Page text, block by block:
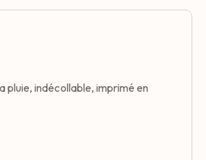
pluie, indécollable, imprimé en